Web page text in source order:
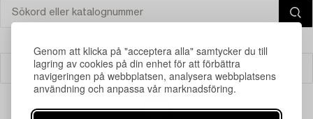
Genom att klicka på "acceptera alla" samtycker du till
lagring av cookies på din enhet för att förbättra
navigeringen på webbplatsen, analysera webbplatsens
användning och anpassa vår marknadsföring.
Filter